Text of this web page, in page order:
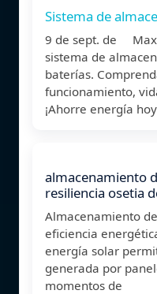
Sistema de
9 de sept. de
sistema de
baterías.
funcionamiento,
¡Ahorre energía
almacenamiento
resiliencia osetia
Almacenamiento
eficiencia
energía solar
generada por
momentos de